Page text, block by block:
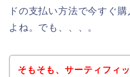
ドの支払い方法で今すぐ
よね。でも、、、。
そもそも、サーティフィ